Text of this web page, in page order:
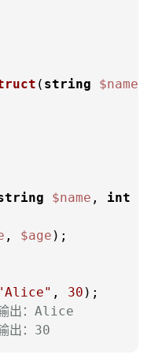
( string $name
$name , int
, $age );
, 30
出：Alice
：30